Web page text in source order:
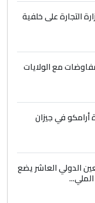
: لا يوجود
التجارة على خلفية
مع الولايات
في جيزان
الدولي العاشر يضع